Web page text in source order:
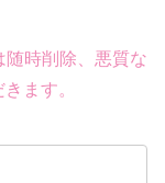
時削除、悪質な
ます。